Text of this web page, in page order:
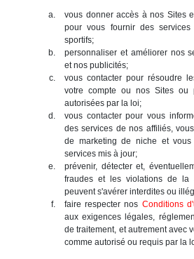
vous donner accès à nos Sites
pour vous fournir des
sportifs;
personnaliser et améliorer nos
et nos publicités;
vous contacter pour résoudre
votre compte ou nos Sites ou
autorisées par la loi;
vous contacter pour vous
des services de nos affiliés,
de marketing de niche et
services mis à jour;
prévenir, détecter et,
fraudes et les violations de la
peuvent s'avérer interdites ou
faire respecter nos Conditions
aux exigences légales,
de traitement, et autrement avec
comme autorisé ou requis par la